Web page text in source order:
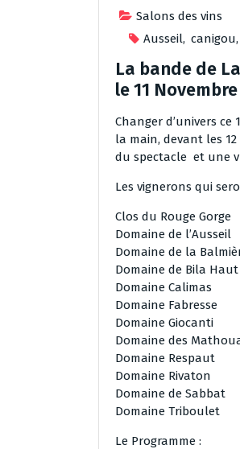
Salons des vins
Ausseil, canigou,
La bande de
le 11 Novembre
Changer d’univers
la main, devant les
du spectacle et une
Les vignerons qui
Clos du Rouge Gorge
Domaine de l’Ausseil
Domaine de la
Domaine de Bila Haut
Domaine Calimas
Domaine Fabresse
Domaine Giocanti
Domaine des
Domaine Respaut
Domaine Rivaton
Domaine de Sabbat
Domaine Triboulet
Le Programme :